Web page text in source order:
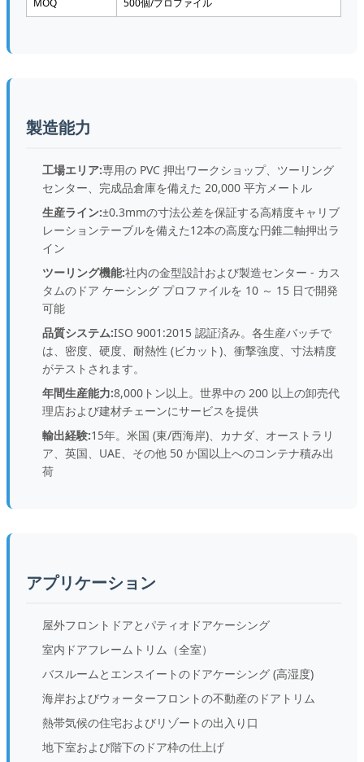
製造能力
工場エリア:専用の PVC 押出ワークショップ、ツーリング
センター、完成品倉庫を備えた 20,000 平方メートル
生産ライン:±0.3mmの寸法公差を保証する高精度キャリブ
レーションテーブルを備えた12本の高度な円錐二軸押出ラ
イン
ツーリング機能:社内の金型設計および製造センター - カス
タムのドア ケーシング プロファイルを 10 ～ 15 日で開発
可能
品質システム:ISO 9001:2015 認証済み。各生産バッチで
は、密度、硬度、耐熱性 (ビカット)、衝撃強度、寸法精度
がテストされます。
年間生産能力:8,000トン以上。世界中の 200 以上の卸売代
理店および建材チェーンにサービスを提供
輸出経験:15年。米国 (東/西海岸)、カナダ、オーストラリ
ア、英国、UAE、その他 50 か国以上へのコンテナ積み出
荷
アプリケーション
屋外フロントドアとパティオドアケーシング
室内ドアフレームトリム（全室）
バスルームとエンスイートのドアケーシング (高湿度)
海岸およびウォーターフロントの不動産のドアトリム
熱帯気候の住宅およびリゾートの出入り口
地下室および階下のドア枠の仕上げ